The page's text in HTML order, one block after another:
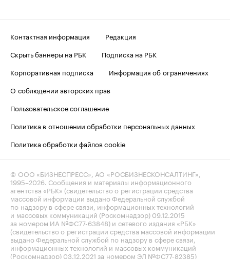
Контактная информация
Редакция
Скрыть баннеры на РБК
Подписка на РБК
Корпоративная подписка
Информация об ограничениях
О соблюдении авторских прав
Пользовательское соглашение
Политика в отношении обработки персональных данных
Политика обработки файлов cookie
© ООО «БИЗНЕСПРЕСС», АО «РОСБИЗНЕСКОНСАЛТИНГ»,
1995–2026 . Сообщения и материалы информационного
агентства «РБК» (свидетельство о регистрации средства
массовой информации выдано Федеральной службой
по надзору в сфере связи, информационных технологий
и массовых коммуникаций (Роскомнадзор) 09.12.2015
за номером ИА №ФС77-63848) и сетевого издания «РБК»
(свидетельство о регистрации средства массовой информации
выдано Федеральной службой по надзору в сфере связи,
информационных технологий и массовых коммуникаций
(Роскомнадзор) 03.12.2021 за номером ЭЛ №ФС77-82385)